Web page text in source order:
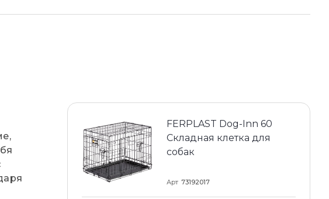
FERPLAST Dog-Inn 60
Складная клетка для
собак
Арт 73192017